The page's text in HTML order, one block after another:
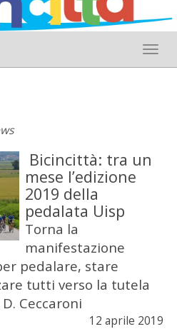
Bicincittà: tra un
mese l’edizione
2019 della
pedalata Uisp
Torna la
manifestazione
pedalare, stare
tutti verso la tutela
Ceccaroni
12 aprile 2019